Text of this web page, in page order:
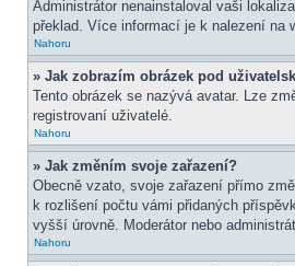
Administrátor nenainstaloval vaši
překlad. Více informací je k nalezení na
Nahoru
» Jak zobrazím obrázek pod
Tento obrázek se nazývá avatar. Lze
registrovaní uživatelé.
Nahoru
» Jak změním svoje zařazení?
Obecně vzato, svoje zařazení přímo
k rozlišení počtu vámi přidaných
vyšší úrovně. Moderátor nebo
Nahoru